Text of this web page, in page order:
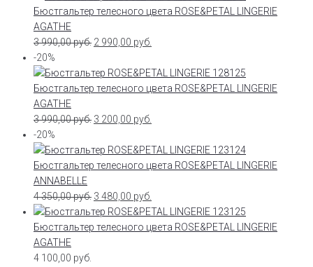
Бюстгальтер телесного цвета ROSE&PETAL LINGERIE
AGATHE
3 990,00руб. 2 990,00 руб.
-20%
Бюстгальтер телесного цвета ROSE&PETAL LINGERIE
AGATHE
3 990,00руб. 3 200,00 руб.
-20%
Бюстгальтер телесного цвета ROSE&PETAL LINGERIE
ANNABELLE
4 350,00руб. 3 480,00 руб.
Бюстгальтер телесного цвета ROSE&PETAL LINGERIE
AGATHE
4 100,00 руб.